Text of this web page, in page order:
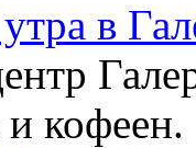
в
и кофеен.